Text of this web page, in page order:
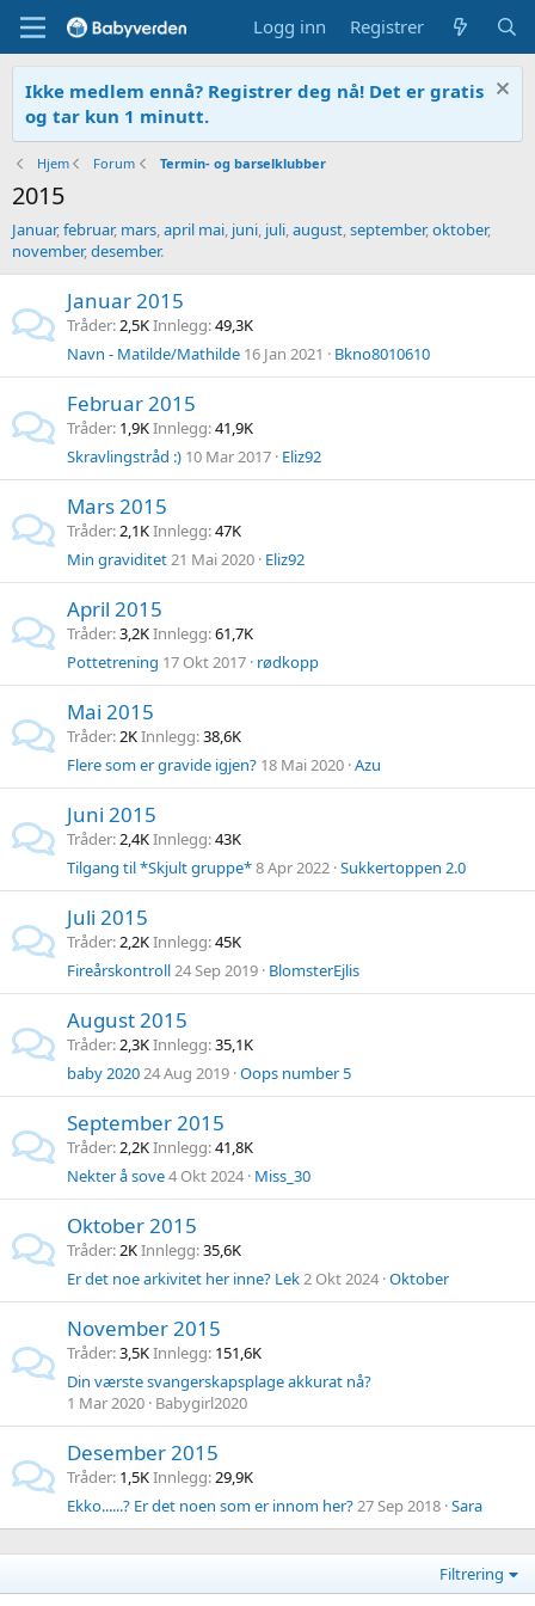
Logg inn Registrer
Ikke medlem ennå? Registrer deg nå! Det er gratis
og tar kun 1 minutt.
Hjem Forum Termin- og barselklubber
2015
Januar,februar, mars,april mai, juni, juli,august,september,oktober,
november,desember.
Januar 2015
Tråder 2,5KInnlegg 49,3K
Navn - Matilde/Mathilde 16 Jan 2021 Bkno8010610
Februar 2015
Tråder 1,9KInnlegg 41,9K
Skravlingstråd :) 10 Mar 2017 Eliz92
Mars 2015
Tråder 2,1KInnlegg 47K
Min graviditet21 Mai 2020 Eliz92
April 2015
Tråder 3,2KInnlegg 61,7K
Pottetrening 17 Okt 2017 rødkopp
Mai 2015
Tråder 2KInnlegg 38,6K
Flere som er gravide igjen? 18 Mai 2020 Azu
Juni 2015
Tråder 2,4KInnlegg 43K
Tilgang til *Skjult gruppe*8 Apr 2022 Sukkertoppen 2.0
Juli 2015
Tråder 2,2KInnlegg 45K
Fireårskontroll24 Sep 2019 BlomsterEjlis
August 2015
Tråder 2,3KInnlegg 35,1K
baby 202024 Aug 2019 Oops number 5
September 2015
Tråder 2,2KInnlegg 41,8K
Nekter å sove4 Okt 2024 Miss_30
Oktober 2015
Tråder 2KInnlegg 35,6K
Er det noe arkivitet her inne? Lek2 Okt 2024 Oktober
November 2015
Tråder 3,5KInnlegg 151,6K
Din værste svangerskapsplage akkurat nå?
1 Mar 2020 Babygirl2020
Desember 2015
Tråder 1,5KInnlegg 29,9K
Ekko......? Er det noen som er innom her?27 Sep 2018 Sara
Filtrering